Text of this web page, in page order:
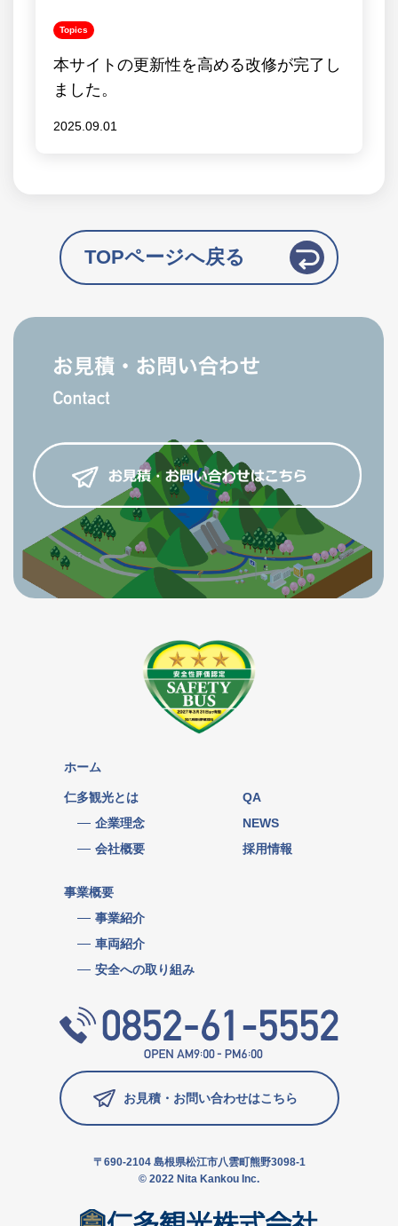
Topics
本サイトの更新性を高める改修が完了し
ました。
2025.09.01
TOPページへ戻る
ホーム
仁多観光とは
企業理念
会社概要
事業概要
事業紹介
車両紹介
安全への取り組み
QA
NEWS
採用情報
お見積・お問い合わせはこちら
〒690-2104 島根県松江市八雲町熊野3098-1
© 2022 Nita Kankou Inc.